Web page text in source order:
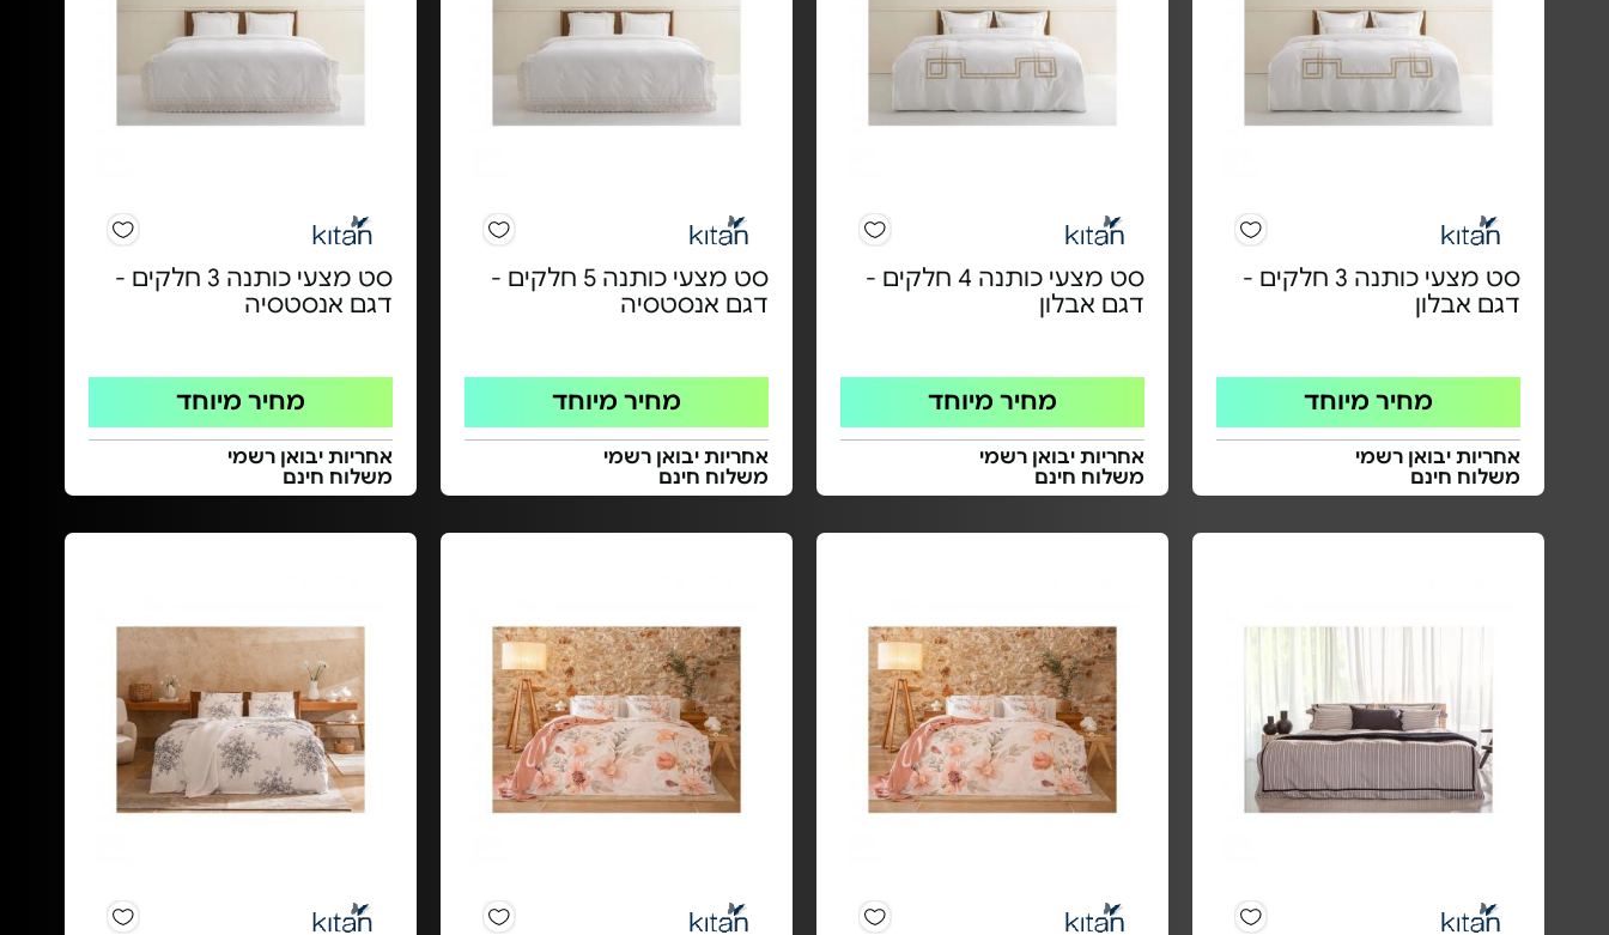
סט מצעי כותנה 3 חלקים -
דגם אבלון
מחיר מיוחד
אחריות יבואן רשמי
משלוח חינם
סט מצעי כותנה 4 חלקים -
דגם אבלון
מחיר מיוחד
אחריות יבואן רשמי
משלוח חינם
סט מצעי כותנה 5 חלקים -
דגם אנסטסיה
מחיר מיוחד
אחריות יבואן רשמי
משלוח חינם
סט מצעי כותנה 3 חלקים -
דגם אנסטסיה
מחיר מיוחד
אחריות יבואן רשמי
משלוח חינם